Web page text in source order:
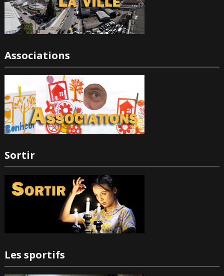
Associations
Sortir
Les sportifs